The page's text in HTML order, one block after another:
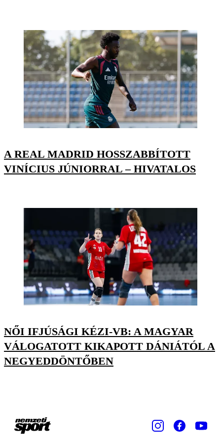
A REAL MADRID HOSSZABBÍTOTT
VINÍCIUS JÚNIORRAL – HIVATALOS
NŐI IFJÚSÁGI KÉZI-VB: A MAGYAR
VÁLOGATOTT KIKAPOTT DÁNIÁTÓL A
NEGYEDDÖNTŐBEN